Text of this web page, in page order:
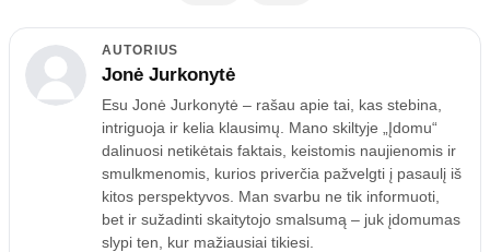
AUTORIUS
Jonė Jurkonytė
Esu Jonė Jurkonytė – rašau apie tai, kas stebina,
intriguoja ir kelia klausimų. Mano skiltyje „Įdomu“
dalinuosi netikėtais faktais, keistomis naujienomis ir
smulkmenomis, kurios priverčia pažvelgti į pasaulį iš
kitos perspektyvos. Man svarbu ne tik informuoti,
bet ir sužadinti skaitytojo smalsumą – juk įdomumas
slypi ten, kur mažiausiai tikiesi.